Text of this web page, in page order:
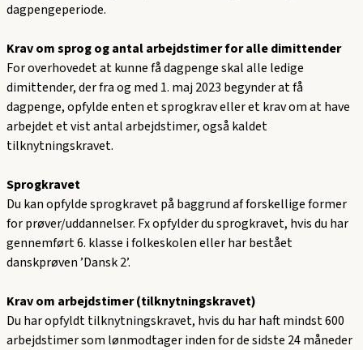
dagpengeperiode.
Krav om sprog og antal arbejdstimer for alle dimittender
For overhovedet at kunne få dagpenge skal alle ledige
dimittender, der fra og med 1. maj 2023 begynder at få
dagpenge, opfylde enten et sprogkrav eller et krav om at have
arbejdet et vist antal arbejdstimer, også kaldet
tilknytningskravet.
Sprogkravet
Du kan opfylde sprogkravet på baggrund af forskellige former
for prøver/uddannelser. Fx opfylder du sprogkravet, hvis du har
gennemført 6. klasse i folkeskolen eller har bestået
danskprøven ’Dansk 2’.
Krav om arbejdstimer (tilknytningskravet)
Du har opfyldt tilknytningskravet, hvis du har haft mindst 600
arbejdstimer som lønmodtager inden for de sidste 24 måneder